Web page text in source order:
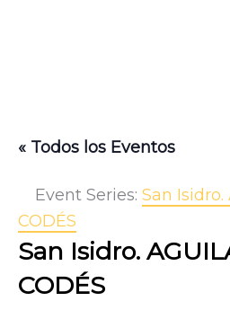
« Todos los Eventos
Event Series: San Isidro.
CODÉS
San Isidro.
CODÉS